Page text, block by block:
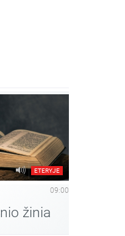
ETERYJE
09:00
žinia